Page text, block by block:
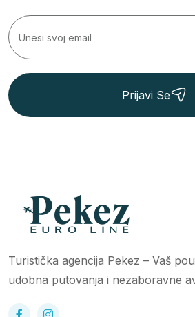
Prijavi Se
Turistička agencija Pekez – Vaš
udobna putovanja i nezaboravne